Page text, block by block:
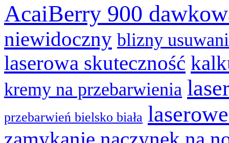
AcaiBerry 900
niewidoczny blizny
laserowa skuteczność
kremy na przebarwienia
przebarwień bielsko biała